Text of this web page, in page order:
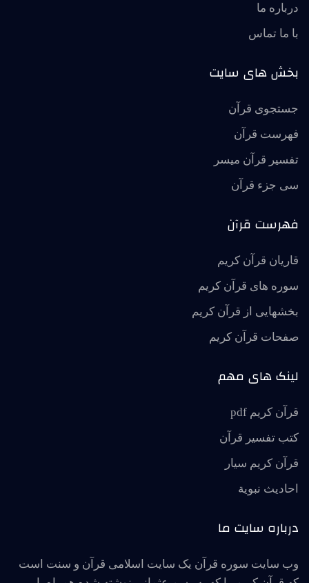
درباره ما
با ما تماس
بخش های سایت
جستجوی قرآن
فهرست قرآن
تفسير قرآن ميسر
سی جزء قرآن
فهرست قرآن
قاریان قرآن کریم
سوره های قرآن کریم
بخشهایی از قرآن کریم
صفحات قرآن کریم
لینک های مهم
قرآن کریم pdf
کتب تفسیر قرآن
قرآن کریم سیار
احاديث نبوية
درباره سایت ما
وب سایت سوره قرآن یک سایت اسلامی قرآن و سنت است